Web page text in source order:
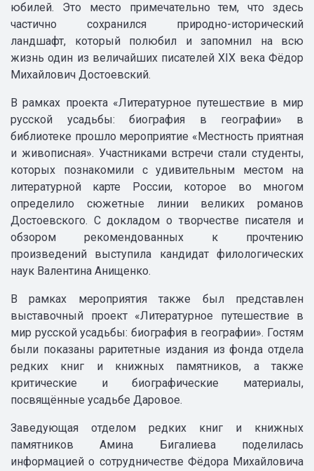
юбилей. Это место примечательно тем, что здесь
частично сохранился природно-исторический
ландшафт, который полюбил и запомнил на всю
жизнь один из величайших писателей XIX века Фёдор
Михайлович Достоевский.
В рамках проекта «Литературное путешествие в мир
русской усадьбы: биография в географии» в
библиотеке прошло мероприятие «Местность приятная
и живописная». Участниками встречи стали студенты,
которых познакомили с удивительным местом на
литературной карте России, которое во многом
определило сюжетные линии великих романов
Достоевского. С докладом о творчестве писателя и
обзором рекомендованных к прочтению
произведений выступила кандидат филологических
наук Валентина Анищенко.
В рамках мероприятия также был представлен
выставочный проект «Литературное путешествие в
мир русской усадьбы: биография в географии». Гостям
были показаны раритетные издания из фонда отдела
редких книг и книжных памятников, а также
критические и биографические материалы,
посвящённые усадьбе Даровое.
Заведующая отделом редких книг и книжных
памятников Амина Бигалиева поделилась
информацией о сотрудничестве Фёдора Михайловича